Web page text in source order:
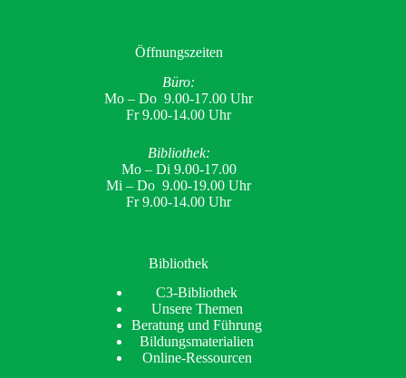
Öffnungszeiten
Büro:
Mo – Do 9.00-17.00 Uhr
Fr 9.00-14.00 Uhr
Bibliothek:
Mo – Di 9.00-17.00
Mi – Do 9.00-19.00 Uhr
Fr 9.00-14.00 Uhr
Bibliothek
C3-Bibliothek
Unsere Themen
Beratung und Führung
Bildungsmaterialien
Online-Ressourcen